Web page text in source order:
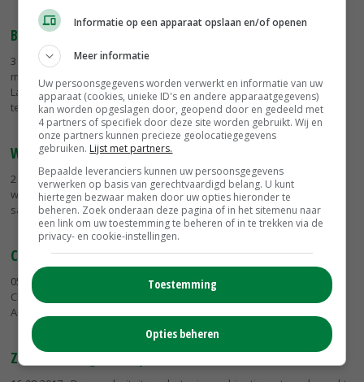
Brussel niet verplicht mager melkpoeder aan te kopen
31-01-2018
- De Europese Commissie is niet verplicht om dit jaar
mager melkpoeder op te kopen. De Europese ministers van
Landbouw hebben besloten geen mager melkpoeder op te kopen
tegen een vaste...
Wereldwijde recall Franse zuivelreus Lactalis
21-12-2017- Het grootste Franse zuivelbedrijf Lactalis roept
wereldwijd duizenden tonnen babymelkpoeder terug vanwege een
salmonellabesmetting.
Chinese run op Nederlandse babymelk lijkt voorbij
05-12-2017
- De grote vraag naar Nederlandse babymelkpoeder in
China vlakt af. De enorme hausse lijkt daarmee voorbij, schrijft ABN
Amro in een sectorrapport.
Zuivelnotering: boter plust door
Informatie op een apparaat opslaan en/of openen
Meer informatie
Uw persoonsgegevens worden verwerkt en informatie van uw
apparaat (cookies, unieke ID's en andere apparaatgegevens)
kan worden opgeslagen door, geopend door en gedeeld met
4 partners of specifiek door deze site worden gebruikt. Wij en
onze partners kunnen precieze geolocatiegegevens
gebruiken. Lijst met partners.
Bepaalde leveranciers kunnen uw persoonsgegevens
verwerken op basis van gerechtvaardigd belang. U kunt
hiertegen bezwaar maken door uw opties hieronder te
beheren. Zoek onderaan deze pagina of in het sitemenu naar
een link om uw toestemming te beheren of in te trekken via de
privacy- en cookie-instellingen.
Toestemming
Opties beheren